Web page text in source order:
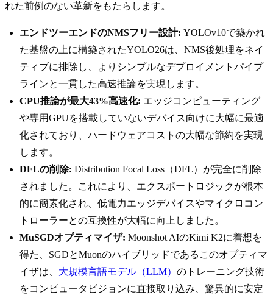
れた前例のない革新をもたらします。
エンドツーエンドのNMSフリー設計: YOLOv10で築かれ
た基盤の上に構築されたYOLO26は、NMS後処理をネイ
ティブに排除し、よりシンプルなデプロイメントパイプ
ラインと一貫した高速推論を実現します。
CPU推論が最大43%高速化: エッジコンピューティング
や専用GPUを搭載していないデバイス向けに大幅に最適
化されており、ハードウェアコストの大幅な節約を実現
します。
DFLの削除: Distribution Focal Loss（DFL）が完全に削除
されました。これにより、エクスポートロジックが根本
的に簡素化され、低電力エッジデバイスやマイクロコン
トローラーとの互換性が大幅に向上しました。
MuSGDオプティマイザ: Moonshot AIのKimi K2に着想を
得た、SGDとMuonのハイブリッドであるこのオプティマ
イザは、 大規模言語モデル（LLM） のトレーニング技術
をコンピュータビジョンに直接取り込み、驚異的に安定